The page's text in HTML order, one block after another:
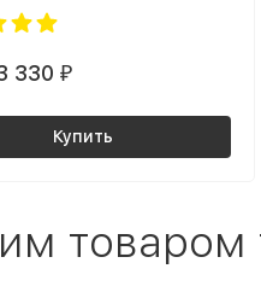
330 ₽
Купить